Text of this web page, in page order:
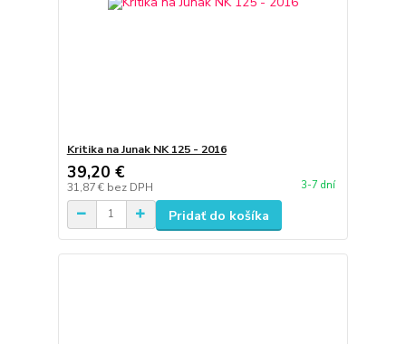
Kritika na Junak NK 125 - 2016
39,20 €
31,87 € bez DPH 3-7 dní
Pridať do košíka